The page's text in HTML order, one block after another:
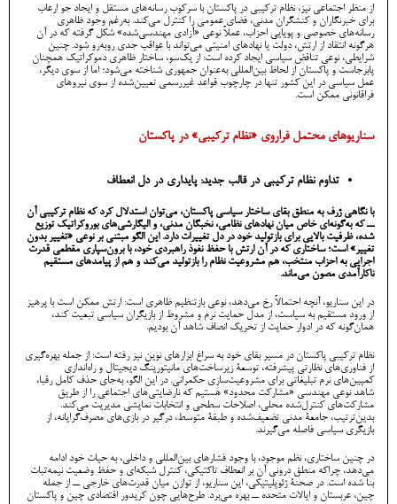
از منظر اجتماعی نیز، نظام ترکیبی در پاکستان با سرکوب رسانه‌های مستقل و ایجاد جو ارعاب
برای خبرنگاران و کنشگران مدنی، فضای عمومی را کنترل می‌کند. به‌رغم وجود ظاهری
رسانه‌های خصوصی و پویایی احزاب، عملاً نوعی «آزادی مهندسی‌شده» شکل گرفته که در آن
هرگونه انتقاد از ارتش، دولت یا نهادهای امنیتی می‌تواند با عواقب جدی روبه‌رو شود. چنین
شرایطی، نوعی تناقض سیاسی ایجاد کرده است: از یک‌سو، ساختار ظاهری دموکراتیک همچنان
پابرجاست و پاکستان از لحاظ بین‌المللی به‌عنوان جمهوری شناخته می‌شود؛ اما از سوی دیگر،
عمل سیاسی در این کشور تنها در چارچوب قواعد غیررسمی تعیین‌شده از سوی نیروهای
فراقانونی ممکن است.
سناریوهای محتمل فراروی «نظام ترکیبی» در پاکستان
تداوم نظام ترکیبی در قالب جدید: پایداری در دل انعطاف
با نگاهی ژرف به منطق بقای ساختار سیاسی پاکستان، می‌توان استدلال کرد که نظام ترکیبی آن
ــ که به‌گونه‌ای خاص میان نهادهای نظامی، نخبگان مدنی، و الیگارشی‌های بوروکراتیک توزیع
شده، ظرفیت بالایی برای بازتولید خود در دل تغییرات دارد. این الگو مبتنی بر نوعی «تغییر بدون
تغییر» است؛ ساختاری که در آن ارتش با حفظ نفوذ راهبردی خود، با برون‌سپاری مقطعی قدرت
اجرایی به احزاب منتخب، هم مشروعیت نظام را بازتولید می‌کند و هم از پیامدهای مستقیم
ناکارآمدی مصون می‌ماند.
در این سناریو، آنچه احتمالاً رخ می‌دهد، نوعی بازتنظیم ظاهری است: ارتش ممکن است با پرهیز
از ورود مستقیم به سیاست، از مدل حمایت نرم و مشروط از بازیگران سیاسی تبعیت کند،
همان‌گونه که در ادوار حمایت از تحریک انصاف شاهد آن بودیم.
نظام ترکیبی پاکستان در مسیر بقای خود به سراغ ابزارهای نوین نیز رفته است: از جمله بهره‌گیری
از فناوری‌های نظارتی پیشرفته، توسعۀ زیرساخت‌های مانیتورینگ دیجیتال و راه‌اندازی
کمپین‌های نرم تبلیغاتی برای مشروعیت‌سازی حکمرانی. در این الگو، به‌جای حذف کامل رقبا،
شاهد نوعی مهندسی «مشارکت محدود» هستیم که نارضایتی‌های اجتماعی را از طریق
مشارکت‌های کنترل‌شده محلی، اصلاحات سطحی و انتخابات نمایشی مدیریت می‌کند.
بدین‌ترتیب، جامعۀ مدنی تضعیف‌شده و طبقۀ متوسط، درگیر در بازی‌های مصرف‌گرایانه، از
بازیگری سیاسی فاصله می‌گیرند.
در چنین ساختاری، نظم موجود، با وجود فشارهای بین‌المللی و داخلی، به حیات خود ادامه
می‌دهد، چراکه منطق درونی آن بر انعطاف تاکتیکی، کنترل شبکه‌ای و حفظ وضعیت نیمه‌ثبات
بنا شده است. در صحنۀ ژئوپلیتیکی، این سناریو، از توازن میان قدرت‌های خارجی ــ از جمله
چین، عربستان و ایالات متحده ــ بهره می‌برد. طرح‌هایی چون کریدور اقتصادی چین و پاکستان